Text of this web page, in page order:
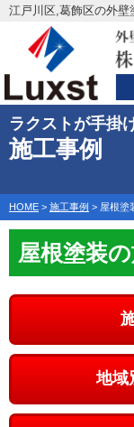
江戸川区,葛飾区の外
ラクストが手掛
施工事例
HOME > 施工事例 > 屋根塗
屋根塗装
地域